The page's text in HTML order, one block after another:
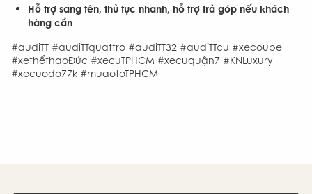
Hỗ trợ sang tên, thủ tục nhanh, hỗ trợ trả góp nếu khách
hàng cần
#audiTT #audiTTquattro #audiTT32 #audiTTcu #xecoupe
#xethểthaoĐức #xecuTPHCM #xecuquận7 #KNLuxury
#xecuodo77k #muaotoTPHCM